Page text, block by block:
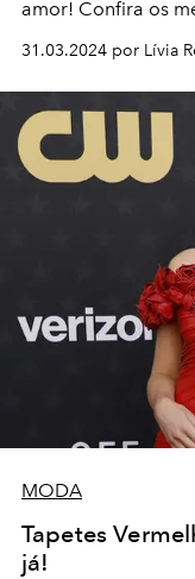
amor! Confira os
31.03.2024 por Lívia
MODA
Tapetes
já!